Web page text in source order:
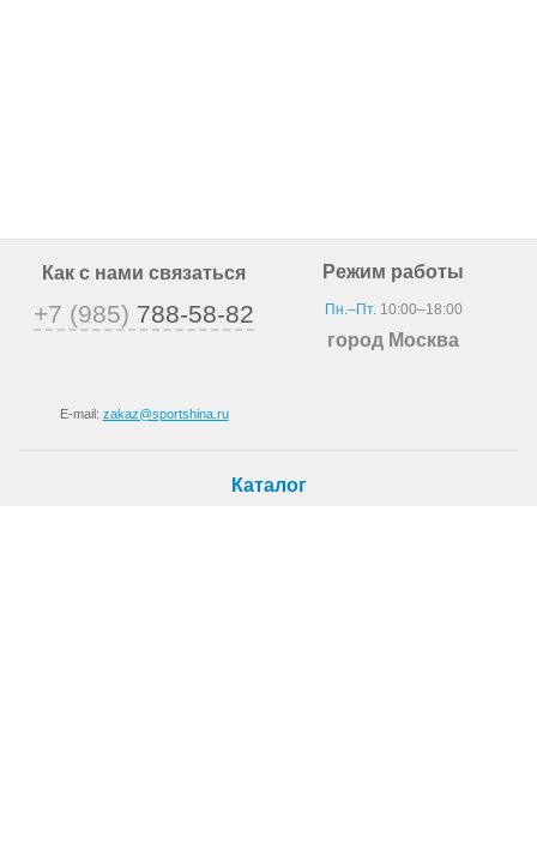
Как с нами связаться
+7 (985) 788-58-82
E-mail: zakaz@sportshina.ru
Режим работы
Пн.–Пт.10:00–18:00
город Москва
Каталог